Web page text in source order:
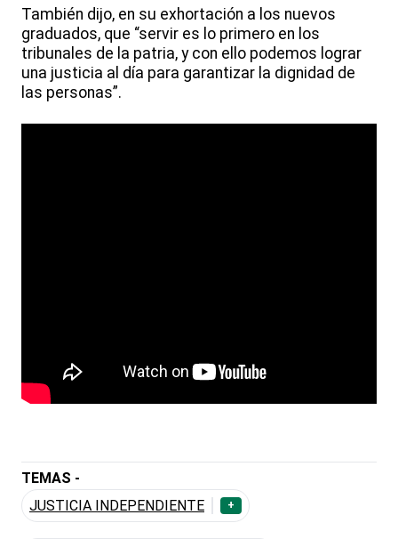
También dijo, en su exhortación a los nuevos
graduados, que “servir es lo primero en los
tribunales de la patria, y con ello podemos lograr
una justicia al día para garantizar la dignidad de
las personas”.
TEMAS -
JUSTICIA INDEPENDIENTE
+